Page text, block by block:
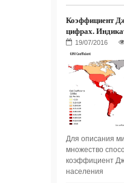
Коэффициент
цифрах.
Для описания
множество
коэффициент
населения